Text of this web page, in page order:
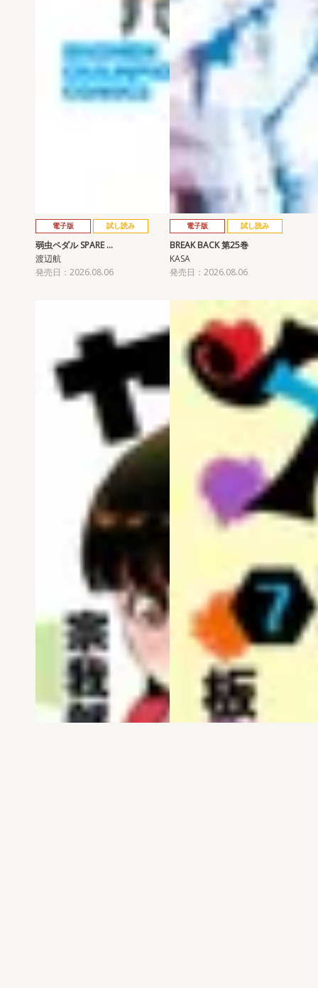
電子版 試し読み
弱虫ペダル SPARE …
渡辺航
発売日：2026.08.06
電子版 試し読み
BREAK BACK 第25巻
KASA
発売日：2026.08.06